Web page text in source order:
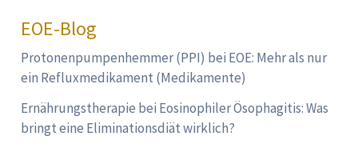
EOE-Blog
Protonenpumpenhemmer (PPI) bei EOE: Mehr als nur
ein Refluxmedikament (Medikamente)
Ernährungstherapie bei Eosinophiler Ösophagitis: Was
bringt eine Eliminationsdiät wirklich?